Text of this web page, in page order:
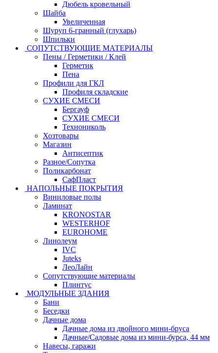
Дюбель кровельный
Шайба
Увеличенная
Шуруп 6-гранный (глухарь)
Шпильки
СОПУТСТВУЮЩИЕ МАТЕРИАЛЫ
Пены / Герметики / Клей
Герметик
Пена
Профили для ГКЛ
Профиля складские
СУХИЕ СМЕСИ
Бергауф
СУХИЕ СМЕСИ
Технониколь
Хозтовары
Магазин
Антисептик
Разное/Сопутка
Поликарбонат
СафПласт
НАПОЛЬНЫЕ ПОКРЫТИЯ
Виниловые полы
Ламинат
KRONOSTAR
WESTERHOF
EUROHOME
Линолеум
IVC
Juteks
ЛеоЛайн
Сопутствующие материалы
Плинтус
МОДУЛЬНЫЕ ЗДАНИЯ
Бани
Беседки
Дачные дома
Дачные дома из двойного мини-бруса
Дачные/Садовые дома из мини-бурса, 44 мм
Навесы, гаражи